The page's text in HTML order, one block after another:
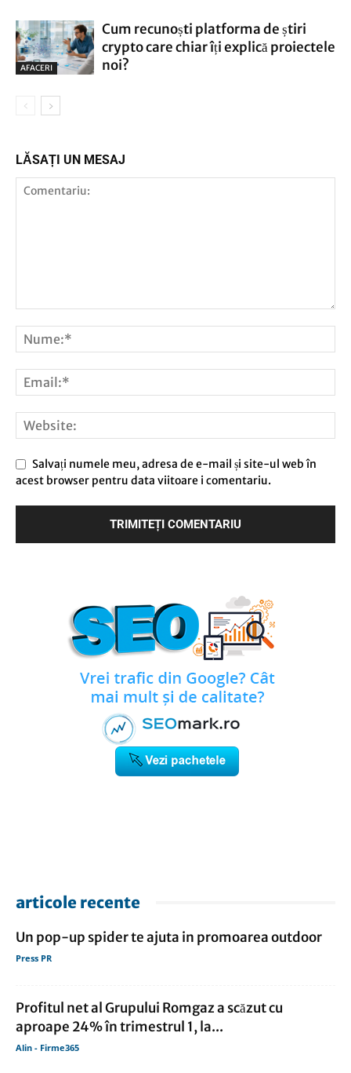
AFACERI
Cum recunoști platforma de știri
crypto care chiar îți explică proiectele
noi?
LĂSAȚI UN MESAJ
Salvați numele meu, adresa de e-mail și site-ul web în
acest browser pentru data viitoare i comentariu.
articole recente
Un pop-up spider te ajuta in promoarea outdoor
Press PR
Profitul net al Grupului Romgaz a scăzut cu
aproape 24% în trimestrul 1, la...
Alin - Firme365